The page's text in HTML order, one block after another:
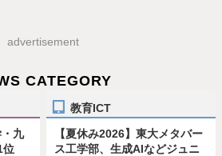
advertisement
CATEGORY
九
位
教育ICT
【夏休み2026】東大メタバー
ス工学部、生成AIなどジュニ